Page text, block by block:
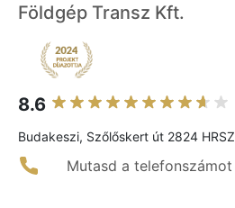
Földgép Transz Kft.
8.6
Budakeszi, Szőlőskert út 2824 HRSZ
Mutasd a telefonszámot